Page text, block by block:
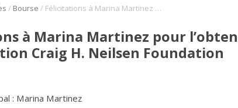
/ Bourse / Félicitations à Marina Martinez pour l’obtention de la subvention Craig H. Neilsen Foundation
à Marina Martinez pour
Craig H. Neilsen Foundation
: Marina Martinez